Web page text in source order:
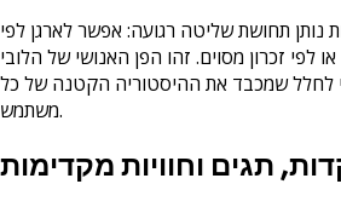
נותן תחושת שליטה רגועה: אפשר לארגן לפי
לפי זכרון מסוים. זהו הפן האנושי של הלובי
לחלל שמכבד את ההיסטוריה הקטנה של כל
משתמש.
תגים וחוויות מקדימות